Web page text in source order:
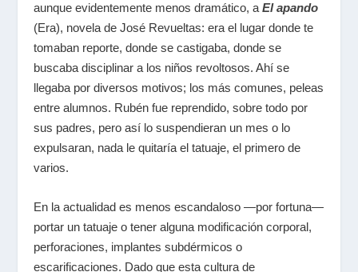
aunque evidentemente menos dramático, aEl apando
(Era), novela de José Revueltas: era el lugar donde te
tomaban reporte, donde se castigaba, donde se
buscaba disciplinar a los niños revoltosos. Ahí se
llegaba por diversos motivos; los más comunes, peleas
entre alumnos. Rubén fue reprendido, sobre todo por
sus padres, pero así lo suspendieran un mes o lo
expulsaran, nada le quitaría el tatuaje, el primero de
varios.
En la actualidad es menos escandaloso —por fortuna—
portar un tatuaje o tener alguna modificación corporal,
perforaciones, implantes subdérmicos o
escarificaciones. Dado que esta cultura de